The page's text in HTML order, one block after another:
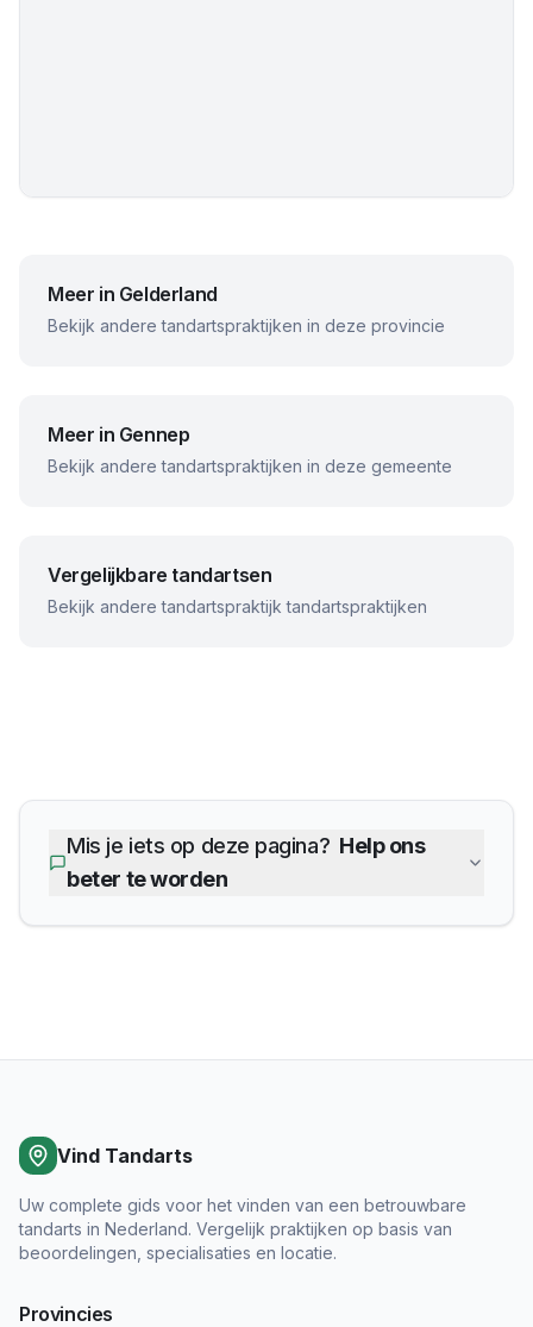
Meer in Gelderland
Bekijk andere tandartspraktijken in deze provincie
Meer in Gennep
Bekijk andere tandartspraktijken in deze gemeente
Vergelijkbare tandartsen
Bekijk anderetandartspraktijk tandartspraktijken
Mis je iets op deze pagina? Help ons
beter te worden
Vind Tandarts
Uw complete gids voor het vinden van een betrouwbare
tandarts in Nederland. Vergelijk praktijken op basis van
beoordelingen, specialisaties en locatie.
Provincies